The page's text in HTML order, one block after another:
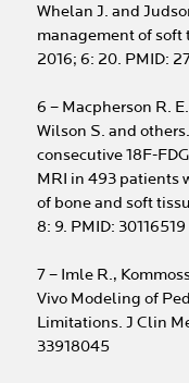
Whelan J. and
management of soft
2016; 6: 20. PMID:
6 – Macpherson R.
Wilson S. and
consecutive 18F-
MRI in 493 patients
of bone and soft
8: 9. PMID: 30116519
7 – Imle R.,
Vivo Modeling of
Limitations. J Clin
33918045